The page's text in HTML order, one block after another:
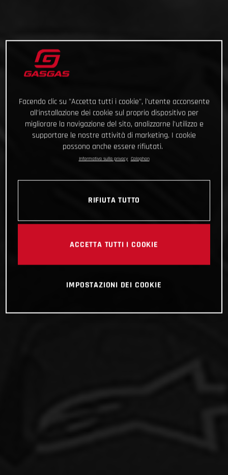
Facendo clic su "Accetta tutti i cookie", l'utente acconsente
all'installazione dei cookie sul proprio dispositivo per
migliorare la navigazione del sito, analizzarne l'utilizzo e
supportare le nostre attività di marketing. I cookie
possono anche essere rifiutati.
Informativa sulla privacy Colophon
RIFIUTA TUTTO
ACCETTA TUTTI I COOKIE
IMPOSTAZIONI DEI COOKIE